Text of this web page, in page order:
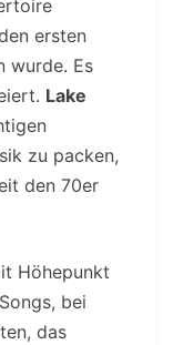
ersten
wurde. Es
Lake
zu packen,
den 70er
Höhepunkt
bei
das